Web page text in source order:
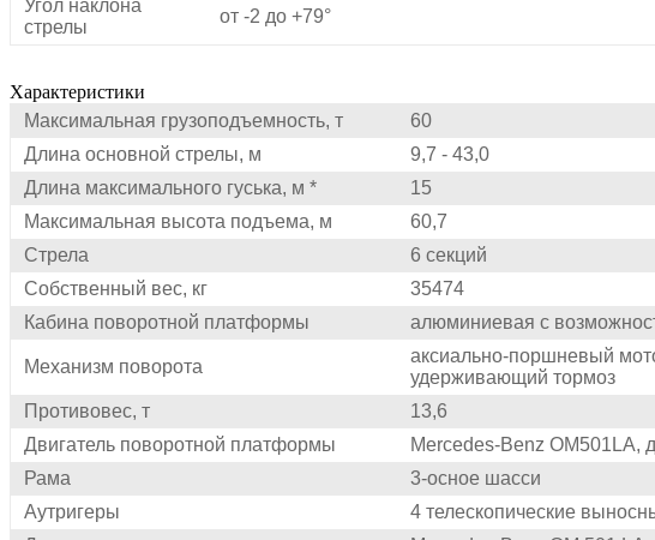
Угол наклона
стрелы
от -2 до +79°
Характеристики
Максимальная грузоподъемность, т
60
Длина основной стрелы, м
9,7 - 43,0
Длина максимального гуська, м *
15
Максимальная высота подъема, м
60,7
Стрела
6 секций
Собственный вес, кг
35474
Кабина поворотной платформы
алюминиевая с
Механизм поворота
аксиально-поршневый
удерживающий тормоз
Противовес, т
13,6
Двигатель поворотной платформы
Mercedes-Benz OM501LA,
Рама
3-осное шасси
Аутригеры
4 телескопические